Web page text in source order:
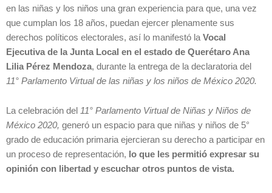
en las niñas y los niños una gran experiencia para que, una vez
que cumplan los 18 años, puedan ejercer plenamente sus
derechos políticos electorales, así lo manifestó la Vocal
Ejecutiva de la Junta Local en el estado de Querétaro Ana
Lilia Pérez Mendoza, durante la entrega de la declaratoria del
11° Parlamento Virtual de las niñas y los niños de México 2020.
La celebración del 11° Parlamento Virtual de Niñas y Niños de
México 2020, generó un espacio para que niñas y niños de 5°
grado de educación primaria ejercieran su derecho a participar en
un proceso de representación, lo que les permitió expresar su
opinión con libertad y escuchar otros puntos de vista.